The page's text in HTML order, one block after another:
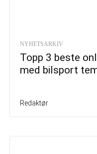
NYHETSARKIV
Topp 3 beste
med bilsport
Redaktør